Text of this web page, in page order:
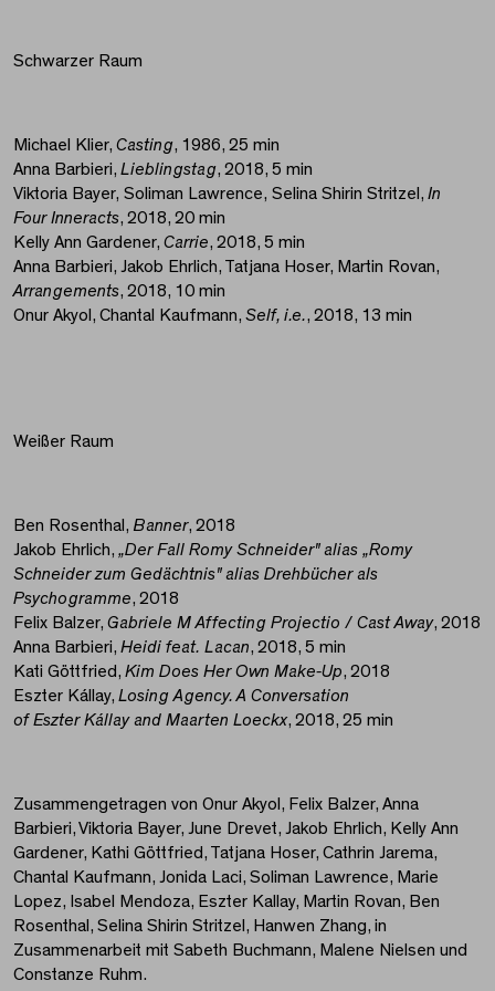
Schwarzer Raum
Michael Klier, Casting, 1986, 25 min
Anna Barbieri, Lieblingstag, 2018, 5 min
Viktoria Bayer, Soliman Lawrence, Selina Shirin Stritzel, In
Four Inneracts, 2018, 20 min
Kelly Ann Gardener, Carrie, 2018, 5 min
Anna Barbieri, Jakob Ehrlich, Tatjana Hoser, Martin Rovan,
Arrangements, 2018, 10 min
Onur Akyol, Chantal Kaufmann, Self, i.e., 2018, 13 min
Weißer Raum
Ben Rosenthal, Banner, 2018
Jakob Ehrlich, „Der Fall Romy Schneider" alias „Romy
Schneider zum Gedächtnis" alias Drehbücher als
Psychogramme, 2018
Felix Balzer, Gabriele M Affecting Projectio / Cast Away, 2018
Anna Barbieri, Heidi feat. Lacan, 2018, 5 min
Kati Göttfried, Kim Does Her Own Make-Up, 2018
Eszter Kállay, Losing Agency. A Conversation
of Eszter Kállay and Maarten Loeckx, 2018, 25 min
Zusammengetragen von Onur Akyol, Felix Balzer, Anna
Barbieri, Viktoria Bayer, June Drevet, Jakob Ehrlich, Kelly Ann
Gardener, Kathi Göttfried, Tatjana Hoser, Cathrin Jarema,
Chantal Kaufmann, Jonida Laci, Soliman Lawrence, Marie
Lopez, Isabel Mendoza, Eszter Kallay, Martin Rovan, Ben
Rosenthal, Selina Shirin Stritzel, Hanwen Zhang, in
Zusammenarbeit mit Sabeth Buchmann, Malene Nielsen und
Constanze Ruhm.